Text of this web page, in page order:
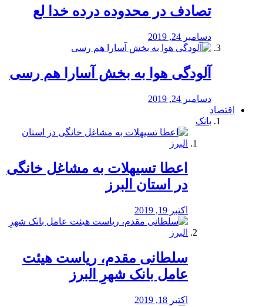
تصادف در محدوده درده خدا لع
دسامبر 24, 2019
آلودگی هوا به بخش آسارا هم رسی
دسامبر 24, 2019
اقتصاد
بانک
️اعطا تسیهلات به مشاغل خانگی
در استان البرز
اکتبر 19, 2019
سلطانی مقدم، ریاست هیئت
عامل بانک شهرِ البرز
اکتبر 18, 2019